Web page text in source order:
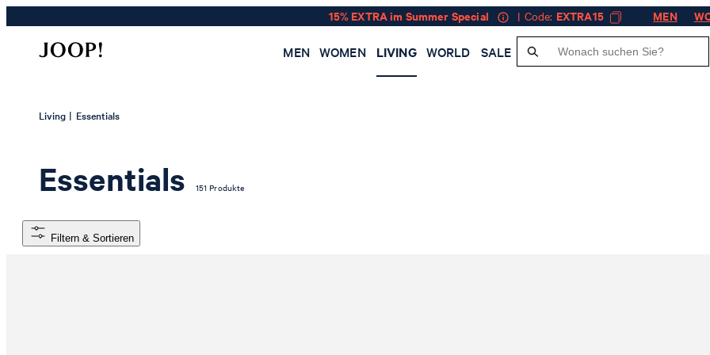
15% EXTRA im Summer Special | Code: EXTRA15 MEN
MEN WOMEN LIVING WORLD SALE
Living | Essentials
Essentials 151 Produkte
Filtern & Sortieren